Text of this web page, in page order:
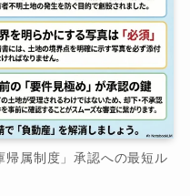
帰属制度」承認への最短ル